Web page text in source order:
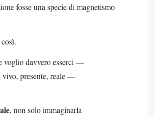
fosse una specie di magnetismo
voglio davvero esserci —
vivo, presente, reale —
, non solo immaginarla